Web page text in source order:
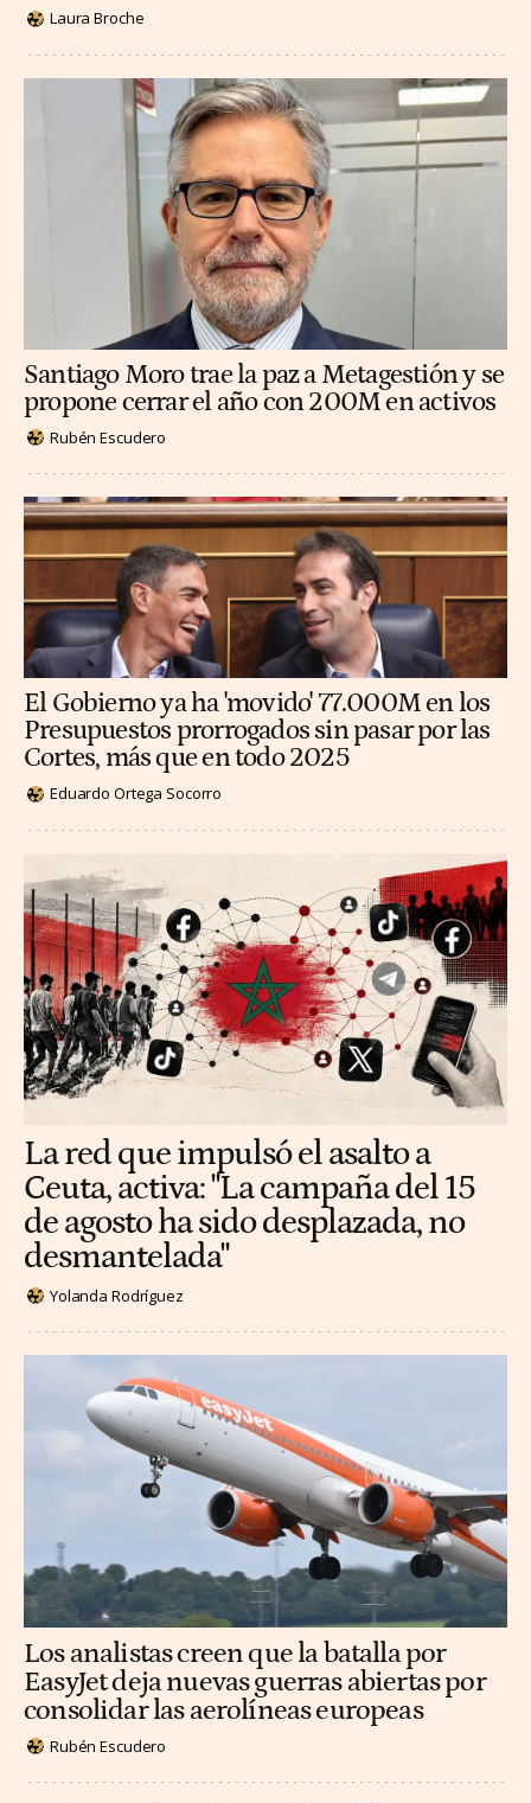
Laura Broche
Santiago Moro trae la paz a Metagestión y se
propone cerrar el año con 200M en activos
Rubén Escudero
El Gobierno ya ha 'movido' 77.000M en los
Presupuestos prorrogados sin pasar por las
Cortes, más que en todo 2025
Eduardo Ortega Socorro
La red que impulsó el asalto a
Ceuta, activa: "La campaña del 15
de agosto ha sido desplazada, no
desmantelada"
Yolanda Rodríguez
Los analistas creen que la batalla por
EasyJet deja nuevas guerras abiertas por
consolidar las aerolíneas europeas
Rubén Escudero